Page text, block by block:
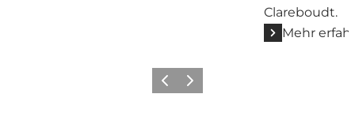
Clareboudt.
Mehr
ZurückWeiter